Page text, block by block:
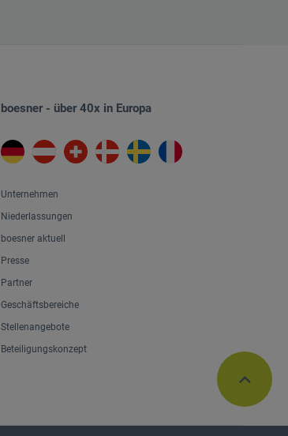
boesner - über 40x in Europa
Unternehmen
Niederlassungen
boesner aktuell
Presse
Partner
Geschäftsbereiche
Stellenangebote
Beteiligungskonzept